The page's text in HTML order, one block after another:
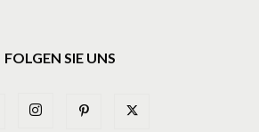
FOLGEN SIE UNS